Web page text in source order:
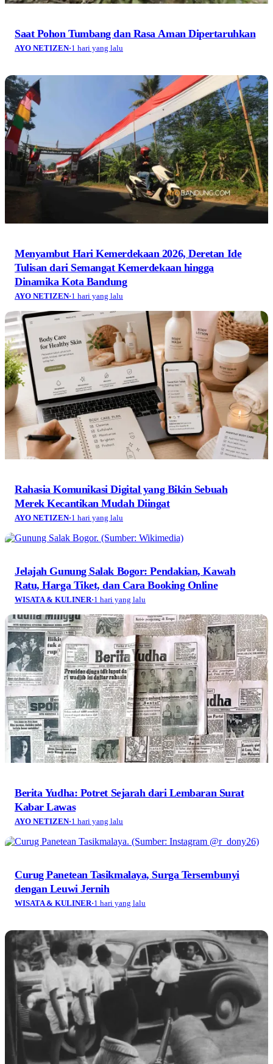
Saat Pohon Tumbang dan Rasa Aman Dipertaruhkan
AYO NETIZEN·1 hari yang lalu
Menyambut Hari Kemerdekaan 2026, Deretan Ide
Tulisan dari Semangat Kemerdekaan hingga
Dinamika Kota Bandung
AYO NETIZEN·1 hari yang lalu
Rahasia Komunikasi Digital yang Bikin Sebuah
Merek Kecantikan Mudah Diingat
AYO NETIZEN·1 hari yang lalu
Jelajah Gunung Salak Bogor: Pendakian, Kawah
Ratu, Harga Tiket, dan Cara Booking Online
WISATA & KULINER·1 hari yang lalu
Berita Yudha: Potret Sejarah dari Lembaran Surat
Kabar Lawas
AYO NETIZEN·1 hari yang lalu
Curug Panetean Tasikmalaya, Surga Tersembunyi
dengan Leuwi Jernih
WISATA & KULINER·1 hari yang lalu